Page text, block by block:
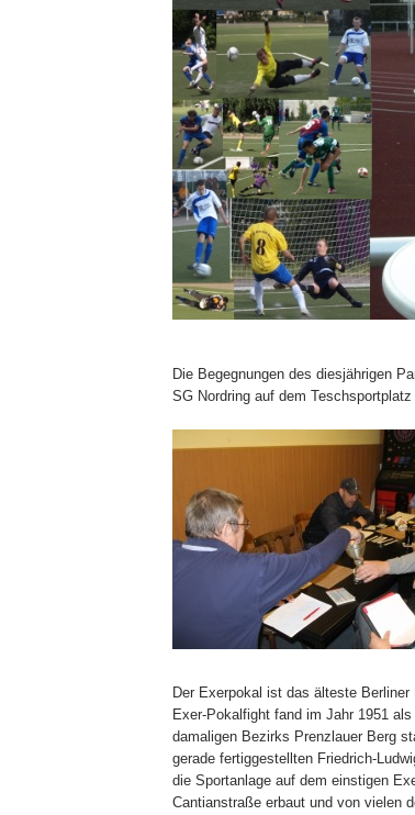
Die Begegnungen des diesjährigen
SG Nordring auf dem
Der Exerpokal ist das älteste Berliner
Exer-Pokalfight fand im Jahr 1951
damaligen Bezirks Prenzlauer Berg
gerade fertiggestellten Friedrich-
die Sportanlage auf dem einstigen
Cantianstraße erbaut und von vielen